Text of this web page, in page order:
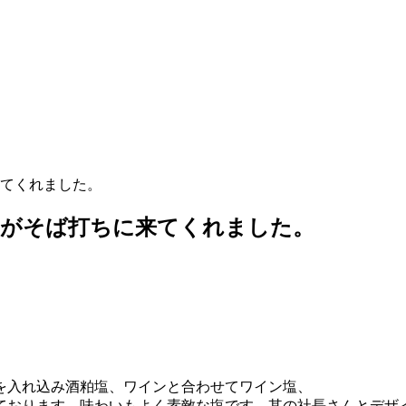
くれました。
そば打ちに来てくれました。
れ込み酒粕塩、ワインと合わせてワイン塩、